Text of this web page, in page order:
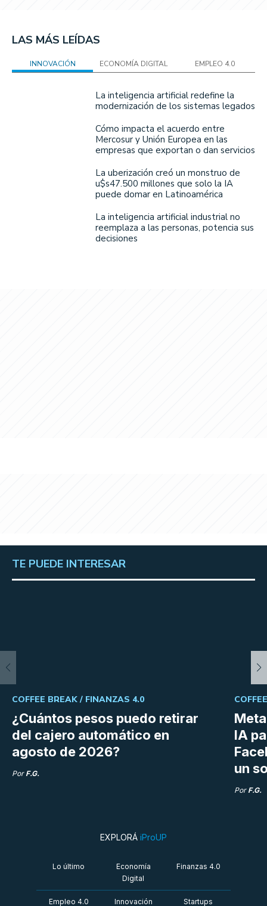
LAS MÁS LEÍDAS
INNOVACIÓN ECONOMÍA DIGITAL EMPLEO 4.0
La inteligencia artificial redefine la
modernización de los sistemas legados
Cómo impacta el acuerdo entre
Mercosur y Unión Europea en las
empresas que exportan o dan servicios
La uberización creó un monstruo de
u$s47.500 millones que solo la IA
puede domar en Latinoamérica
La inteligencia artificial industrial no
reemplaza a las personas, potencia sus
decisiones
TE PUEDE INTERESAR
¿Cuántos pesos puedo retirar
del cajero automático en
agosto de 2026?
COFFEE BREAK / FINANZAS 4.0
Por F.G.
IA
un
Por F.G.
EXPLORÁ iProUP
Lo último
Economía
Digital
Finanzas 4.0
Empleo 4.0 Innovación Startups